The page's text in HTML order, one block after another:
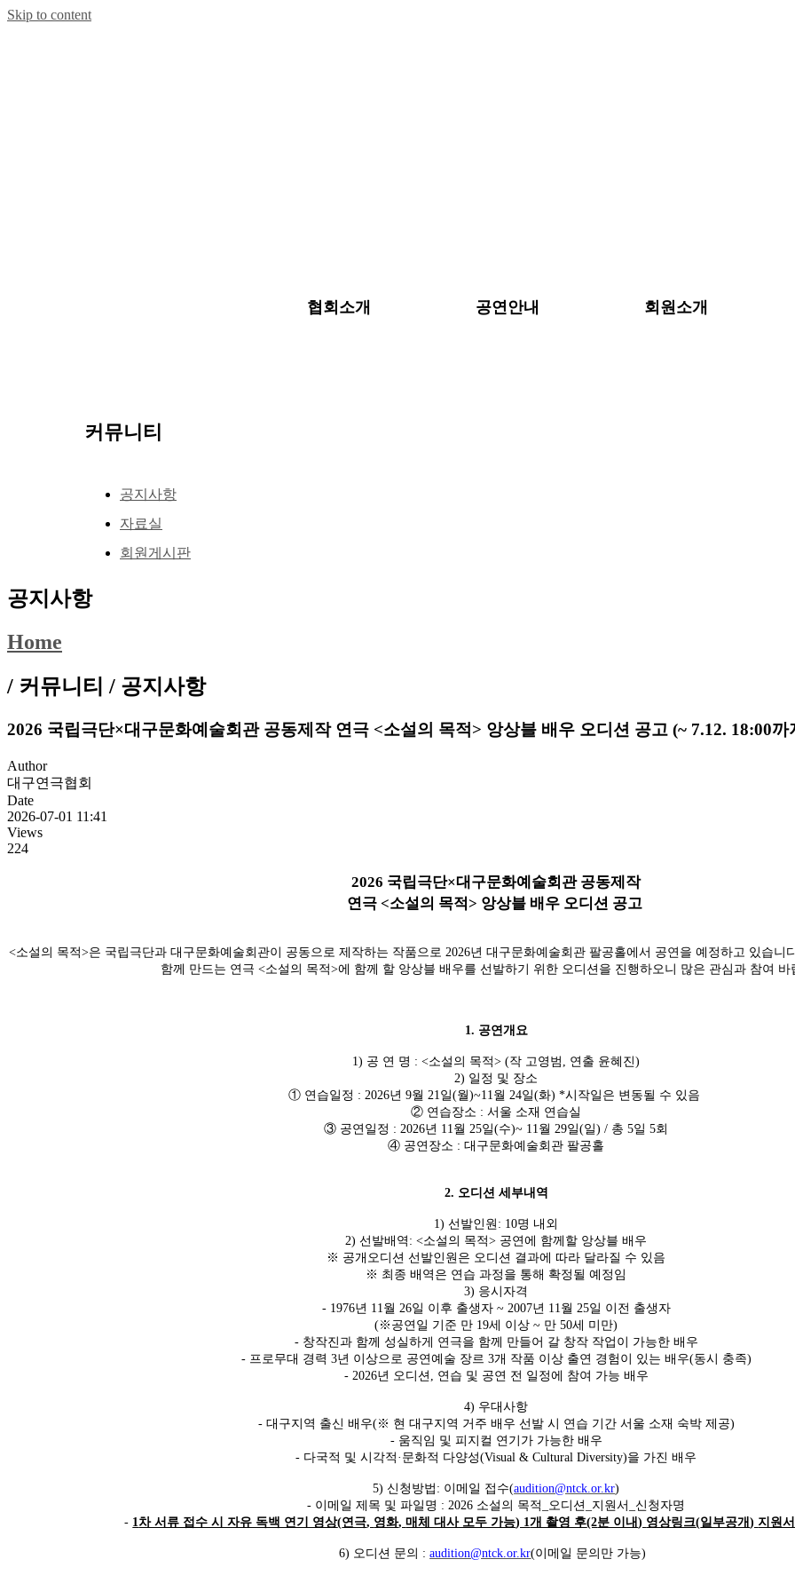
Skip to content
협회소개 공연안내 회원소개
커뮤니티
공지사항
자료실
회원게시판
공지사항
Home
/ 커뮤니티 / 공지사항
2026 국립극단×대구문화예술회관 공동제작 연극 <소설의 목적> 앙상블 배우 오디션 공고 (~ 7.12. 18:00까
Author
대구연극협회
Date
2026-07-01 11:41
Views
224
2026 국립극단×대구문화예술회관 공동제작
연극 <소설의 목적> 앙상블 배우 오디션 공고
<소설의 목적>은 국립극단과 대구문화예술회관이 공동으로 제작하는 작품으로 2026년 대구문화예술회관 팔공홀에서 공연을 예정하고 있습니
함께 만드는 연극<소설의 목적>에 함께 할 앙상블 배우를 선발하기 위한 오디션을 진행하오니 많은 관심과 참여 바
1. 공연개요
1) 공 연 명 : <소설의 목적> (작 고영범 연출 윤혜진)
2) 일정 및 장소
① 연습일정 : 2026년9월 21 일(월)~11 월 24일(화) *시작일은 변동될 수 있음
② 연습장소 :서울 소재 연습실
③ 공연일정 : 2026년 11 월 25일(수)~ 11 월 29일(일) / 총5일5회
④ 공연장소 :대구문화예술회관 팔공홀
2. 오디션 세부내역
1)선발인원 : 10명 내외
2)선발배역 : <소설의 목적> 공연에 함께할 앙상블 배우
※ 공개오디션 선발인원은 오디션 결과에 따라 달라질 수 있음
※ 최종 배역은 연습 과정을 통해 확정될 예정임
3) 응시자격
- 1976년 11 월 26일 이후 출생자 ~ 2007년 11 월 25일 이전 출생자
(※ 공연일 기준 만 19세 이상~ 만50세 미만)
- 창작진과 함께 성실하게 연극을 함께 만들어 갈 창작 작업이 가능한 배우
- 프로무대 경력 3년 이상으로 공연예술 장르 3개 작품 이상 출연 경험이 있는 배우(동시 충족)
- 2026년 오디션 연습 및 공연 전 일정에 참여 가능 배우
4) 우대사항
- 대구지역 출신 배우(※ 현 대구지역 거주 배우 선발 시 연습 기간 서울 소재 숙박 제공)
- 움직임 및 피지컬 연기가 가능한 배우
- 다국적 및 시각적 · 문화적 다양성(Visual & Cultural Diversity)을 가진 배우
5) 신청방법 : 이메일 접수(audition@ntck.or.kr)
- 이메일 제목 및 파일명 : 2026 소설의 목적 오디션 지원서
신청자명
- 1 차 서류 접수 시 자유 독백 연기 영상(연극, 영화,매체 대사 모두 가능) 1개 촬영 후(2분 이내) 영상링크(일부공개) 지원
6) 오디션 문의 :audition@ntck.or.kr(이메일 문의만 가능)